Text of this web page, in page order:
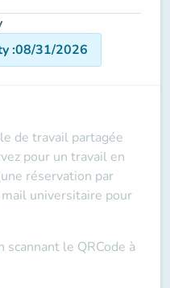
:08/31/2026
de travail partagée
pour un travail en
réservation par
universitaire pour
le QRCode à